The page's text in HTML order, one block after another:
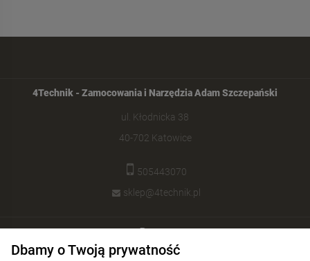
4Technik - Zamocowania i Narzędzia Adam Szczepański
ul. Kłodnicka 38
40-702 Katowice
505443070
sklep@4technik.pl
Pomoc
Dbamy o Twoją prywatność